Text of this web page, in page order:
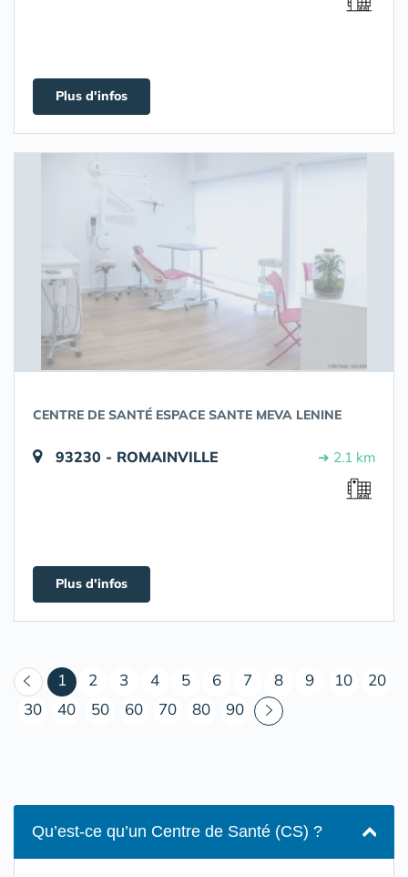
Plus d'infos
CENTRE DE SANTÉ ESPACE SANTE MEVA LENINE
93230 - ROMAINVILLE ➔ 2.1 km
Plus d'infos
1 (courant)
2 3 4 5 6 7 8 9 10
20
30
40 50 60 70 80 90
Qu’est-ce qu’un Centre de Santé (CS) ?